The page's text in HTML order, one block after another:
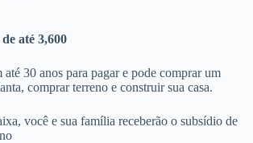
até 3,600
30 anos para pagar e pode comprar um
comprar terreno e construir sua casa.
você e sua família receberão o subsídio de